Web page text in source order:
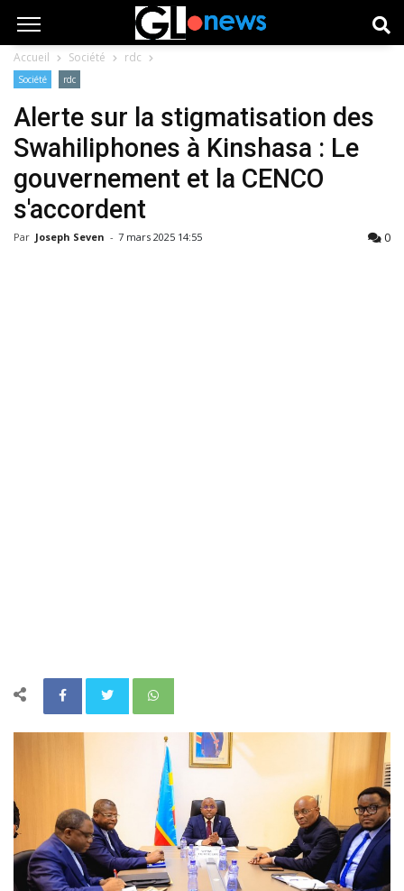
Accueil Société rdc
Société rdc
Alerte sur la stigmatisation des
Swahiliphones à Kinshasa : Le
gouvernement et la CENCO
s'accordent
Par Joseph Seven - 7 mars 2025 14:55 0